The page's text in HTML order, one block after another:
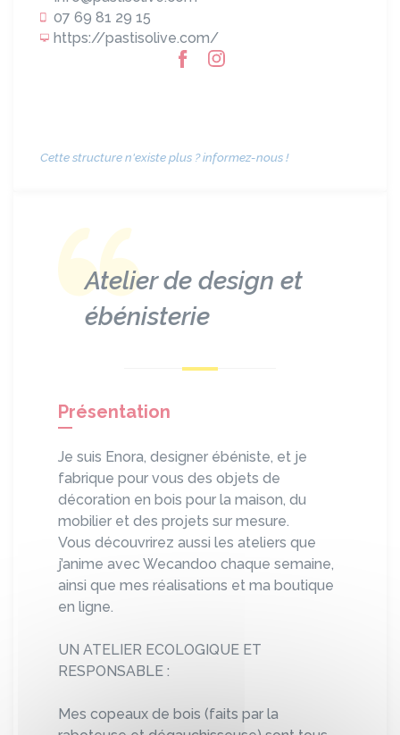
07 69 81 29 15
https://pastisolive.com/
Cette structure n'existe plus ? informez-nous !
Atelier de design et
ébénisterie
Présentation
Je suis Enora, designer ébéniste, et je
fabrique pour vous des objets de
décoration en bois pour la maison, du
mobilier et des projets sur mesure.
Vous découvrirez aussi les ateliers que
j’anime avec Wecandoo chaque semaine,
ainsi que mes réalisations et ma boutique
en ligne.
UN ATELIER ECOLOGIQUE ET
RESPONSABLE :
Mes copeaux de bois (faits par la